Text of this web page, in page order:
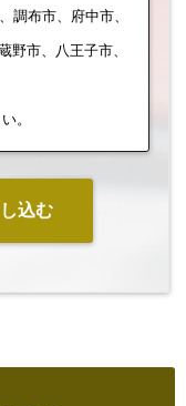
調布市、府中市、
野市、八王子市、
。
込む